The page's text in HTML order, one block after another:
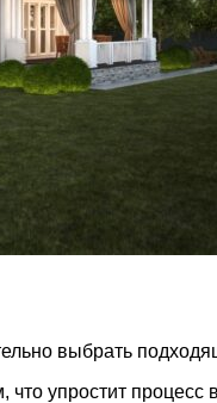
выбрать
упростит процесс